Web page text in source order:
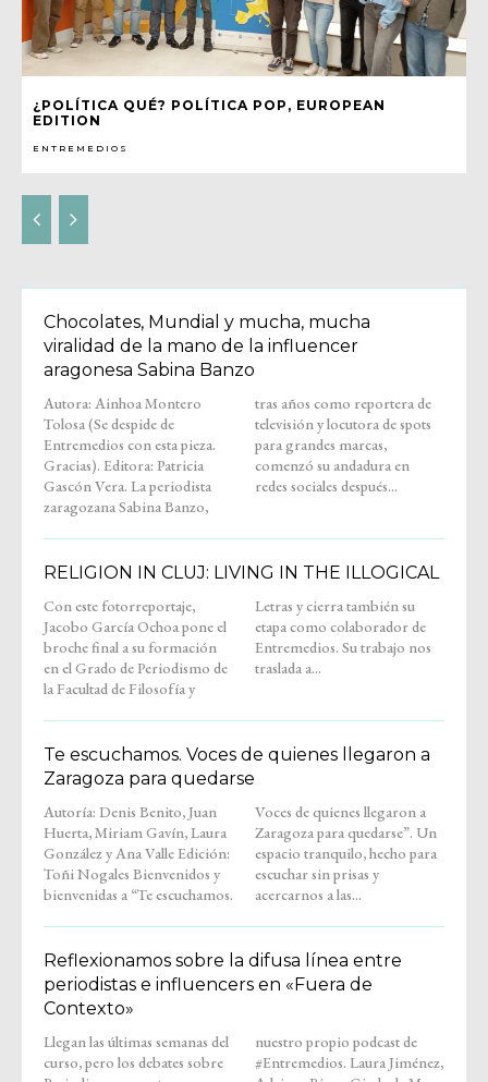
¿POLÍTICA QUÉ? POLÍTICA POP, EUROPEAN
EDITION
ENTREMEDIOS
Chocolates, Mundial y mucha, mucha
viralidad de la mano de la influencer
aragonesa Sabina Banzo
Autora: Ainhoa Montero
Tolosa (Se despide de
Entremedios con esta pieza.
Gracias). Editora: Patricia
Gascón Vera. La periodista
zaragozana Sabina Banzo,
tras años como reportera de
televisión y locutora de spots
para grandes marcas,
comenzó su andadura en
redes sociales después...
RELIGION IN CLUJ: LIVING IN THE ILLOGICAL
Con este fotorreportaje,
Jacobo García Ochoa pone el
broche final a su formación
en el Grado de Periodismo de
la Facultad de Filosofía y
Letras y cierra también su
etapa como colaborador de
Entremedios. Su trabajo nos
traslada a...
Te escuchamos. Voces de quienes llegaron a
Zaragoza para quedarse
Autoría: Denis Benito, Juan
Huerta, Miriam Gavín, Laura
González y Ana Valle Edición:
Toñi Nogales Bienvenidos y
bienvenidas a “Te escuchamos.
Voces de quienes llegaron a
Zaragoza para quedarse”. Un
espacio tranquilo, hecho para
escuchar sin prisas y
acercarnos a las...
Reflexionamos sobre la difusa línea entre
periodistas e influencers en «Fuera de
Contexto»
Llegan las últimas semanas del
curso, pero los debates sobre
nuestro propio podcast de
#Entremedios. Laura Jiménez,